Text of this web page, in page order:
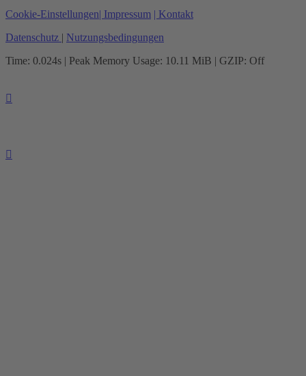
Cookie-Einstellungen| Impressum | Kontakt
Datenschutz | Nutzungsbedingungen
Time: 0.024s | Peak Memory Usage: 10.11 MiB | GZIP: Off